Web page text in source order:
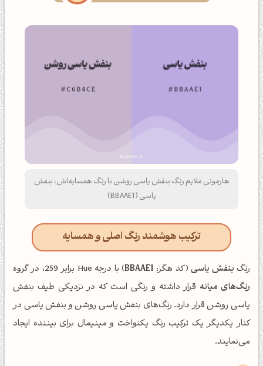
هارمونی ملایم رنگ بنفش یاسی روشن با رنگ همسایه‌اش، بنفش
یاسی (BBAAE1)
ترکیب هوشمند رنگ اصلی و همسایه
رنگ بنفش یاسی(کد هگز: BBAAE1) با درجه Hue برابر 259، در گروه
رنگ‌های میانه قرار داشته و رنگی است که در نزدیکی طیف بنفش
یاسی روشن قرار دارد. رنگ‌های بنفش یاسی روشن و بنفش یاسی در
کنار یکدیگر یک ترکیب رنگ یکنواخت و مینیمال برای بیننده ایجاد
می‌نمایند.